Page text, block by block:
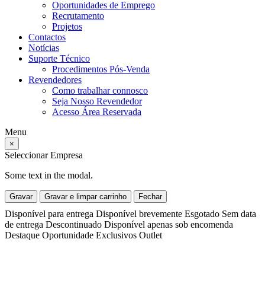
Oportunidades de Emprego
Recrutamento
Projetos
Contactos
Notícias
Suporte Técnico
Procedimentos Pós-Venda
Revendedores
Como trabalhar connosco
Seja Nosso Revendedor
Acesso Área Reservada
Menu
×
Seleccionar Empresa
Some text in the modal.
Gravar Gravar e limpar carrinho Fechar
Disponível para entrega Disponível brevemente Esgotado Sem data
de entrega Descontinuado Disponível apenas sob encomenda
Destaque Oportunidade Exclusivos Outlet